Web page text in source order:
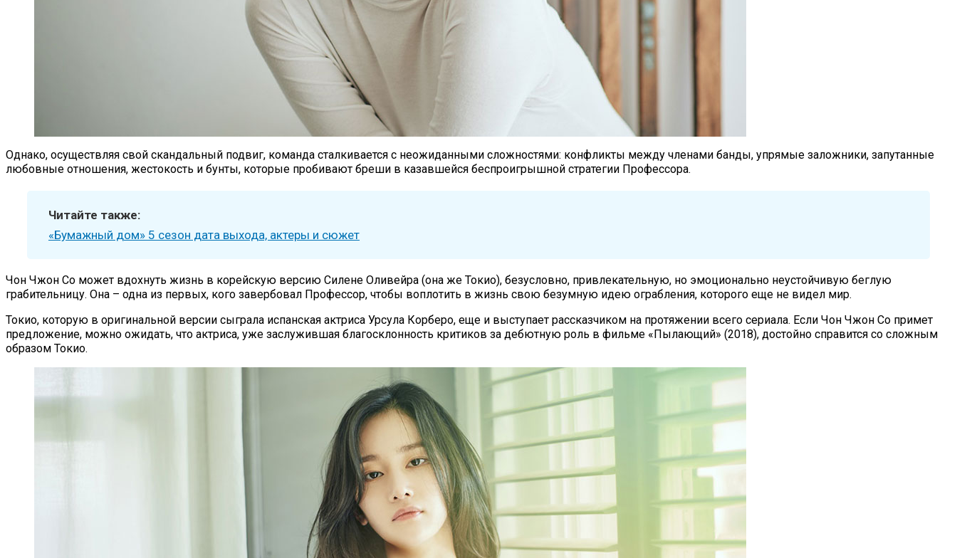
Однако, осуществляя свой скандальный подвиг, команда сталкивается с неожиданными сложностями: конфликты между членами банды, упрямые заложники, запутанные
любовные отношения, жестокость и бунты, которые пробивают бреши в казавшейся беспроигрышной стратегии Профессора.
Читайте также:
«Бумажный дом» 5 сезон дата выхода, актеры и сюжет
Чон Чжон Со может вдохнуть жизнь в корейскую версию Силене Оливейра (она же Токио), безусловно, привлекательную, но эмоционально неустойчивую беглую
грабительницу. Она – одна из первых, кого завербовал Профессор, чтобы воплотить в жизнь свою безумную идею ограбления, которого еще не видел мир.
Токио, которую в оригинальной версии сыграла испанская актриса Урсула Корберо, еще и выступает рассказчиком на протяжении всего сериала. Если Чон Чжон Со примет
предложение, можно ожидать, что актриса, уже заслужившая благосклонность критиков за дебютную роль в фильме «Пылающий» (2018), достойно справится со сложным
образом Токио.